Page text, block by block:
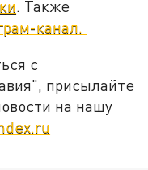
. Также
канал.
с
присылайте
на нашу